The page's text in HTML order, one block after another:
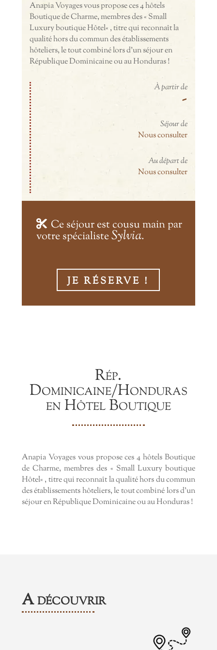
Anapia Voyages vous propose ces 4 hôtels
Boutique de Charme, membres des « Small
Luxury boutique Hôtel« , titre qui reconnaît la
qualité hors du commun des établissements
hôteliers, le tout combiné lors d’un séjour en
République Dominicaine ou au Honduras !
À partir de
-
Séjour de
Nous consulter
Au départ de
Nous consulter
Ce séjour est cousu main par
votre spécialisteSylvia.
JE RÉSERVE !
Rép.
Dominicaine/Honduras
en Hôtel Boutique
Anapia Voyages vous propose ces 4 hôtels Boutique
de Charme, membres des « Small Luxury boutique
Hôtel« , titre qui reconnaît la qualité hors du commun
des établissements hôteliers, le tout combiné lors d’un
séjour en République Dominicaine ou au Honduras !
A découvrir